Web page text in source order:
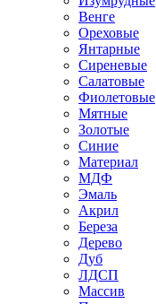
Венге
Ореховые
Янтарные
Сиреневые
Салатовые
Фиолетовые
Мятные
Золотые
Синие
Материал
МДФ
Эмаль
Акрил
Береза
Дерево
Дуб
ЛДСП
Массив